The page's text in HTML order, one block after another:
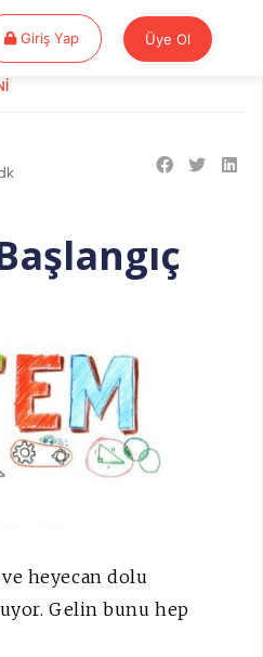
Giriş YapGiriş Yap Üye Ol
heyecan dolu
Gelin bunu hep